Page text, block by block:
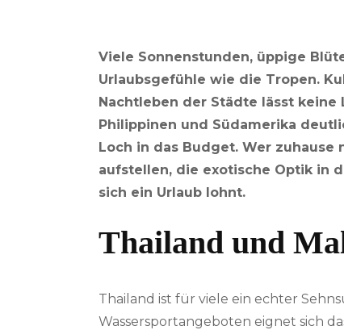
Viele Sonnenstunden, üppige
Urlaubsgefühle wie die Tropen.
Nachtleben der Städte lässt
Philippinen und Südamerika
Loch in das Budget. Wer
aufstellen, die exotische Optik in
sich ein Urlaub lohnt.
Thailand und
Thailand ist für viele ein echter
Wassersportangeboten eignet sich